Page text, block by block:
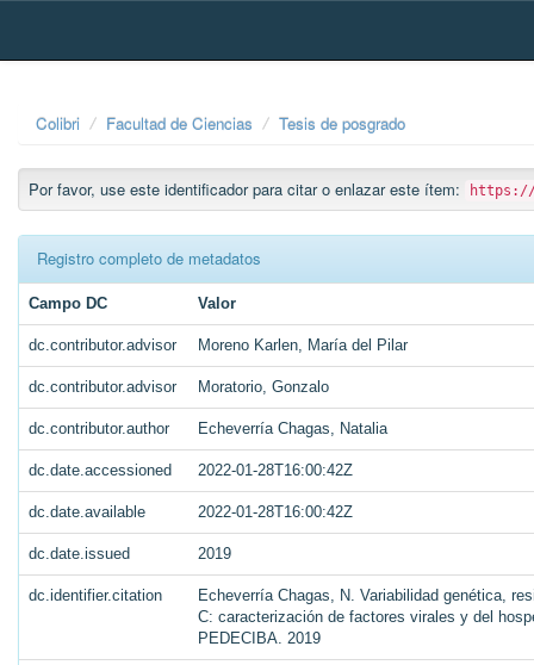
Skip
Colibri Facultad de Ciencias Tesis de posgrado
Por favor, use este identificador para citar o enlazar este ítem: https://
Registro completo de metadatos
Campo DC Valor
dc.contributor.advisor Moreno Karlen, María del Pilar
dc.contributor.advisor Moratorio, Gonzalo
dc.contributor.author Echeverría Chagas, Natalia
dc.date.accessioned 2022-01-28T16:00:42Z
dc.date.available 2022-01-28T16:00:42Z
dc.date.issued 2019
dc.identifier.citation
Echeverría Chagas, N. Variabilidad genética,
C: caracterización de factores virales y del
PEDECIBA. 2019